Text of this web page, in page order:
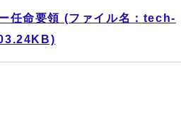
任命要領 (ファイル名：tech-